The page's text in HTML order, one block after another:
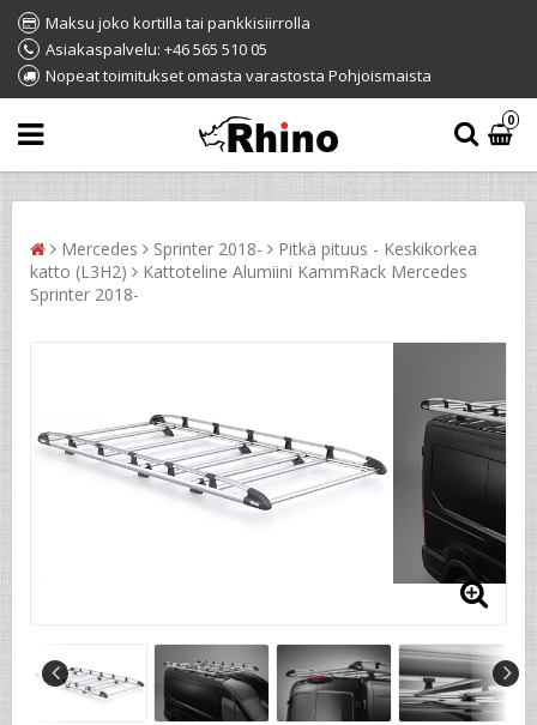
Maksu joko kortilla tai pankkisiirrolla
Asiakaspalvelu: +46 565 510 05
Nopeat toimitukset omasta varastosta Pohjoismaista
0
Mercedes Sprinter 2018-
Pitkä pituus - Keskikorkea
katto (L3H2)
Kattoteline Alumiini KammRack Mercedes
Sprinter 2018-